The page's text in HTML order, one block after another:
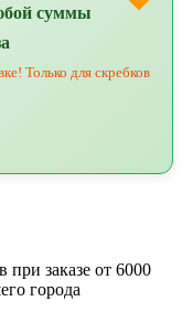
суммы
Только для скребков
при заказе от 6000
города